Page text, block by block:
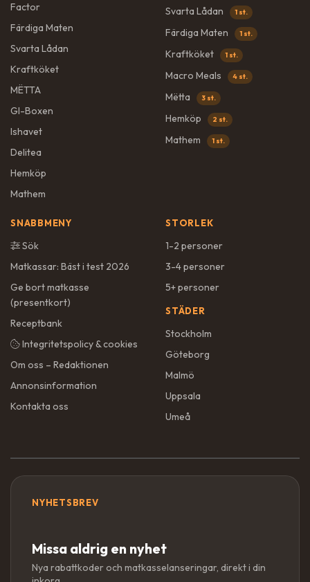
Factor
Färdiga Maten
Svarta Lådan
Kraftköket
MËTTA
GI-Boxen
Ishavet
Delitea
Hemköp
Mathem
Svarta Lådan 1 st.
Färdiga Maten 1 st.
Kraftköket 1 st.
Macro Meals 4 st.
Mëtta 3 st.
Hemköp 2 st.
Mathem 1 st.
SNABBMENY
Sök
Matkassar: Bäst i test 2026
Ge bort matkasse
(presentkort)
Receptbank
Integritetspolicy & cookies
Om oss – Redaktionen
Annonsinformation
Kontakta oss
STORLEK
1-2 personer
3-4 personer
5+ personer
STÄDER
Stockholm
Göteborg
Malmö
Uppsala
Umeå
NYHETSBREV
Missa aldrig en nyhet
Nya rabattkoder och matkasselanseringar, direkt i din